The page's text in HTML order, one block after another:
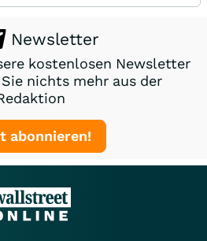
Newsletter
kostenlosen Newsletter
nichts mehr aus der
abonnieren!